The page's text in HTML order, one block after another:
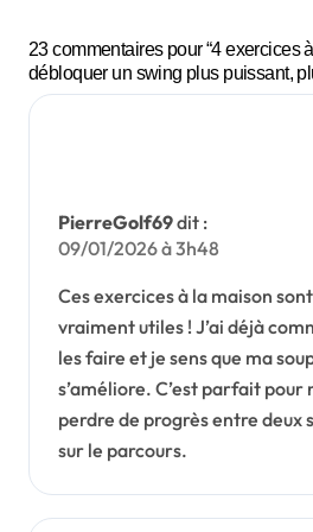
au
même
pas de
la
malch
ance
23 commentaires pour “4 exercices
débloquer un swing plus puissant,
PierreGolf69dit :
09/01/2026 à 3h48
Ces exercices à la maison sont
vraiment utiles ! J’ai déjà
les faire et je sens que ma
s’améliore. C’est parfait pour
perdre de progrès entre deux
sur le parcours.